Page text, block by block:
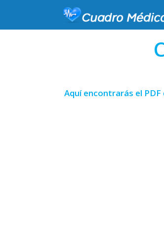
Aquí encontrarás el